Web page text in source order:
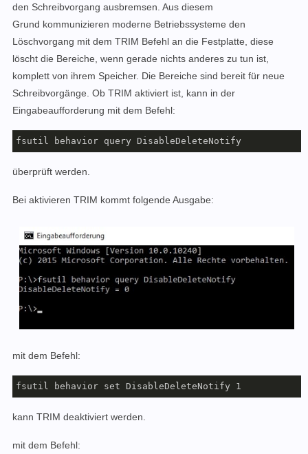
den Schreibvorgang ausbremsen. Aus diesem
Grund kommunizieren moderne Betriebssysteme den
Löschvorgang mit dem TRIM Befehl an die Festplatte, diese
löscht die Bereiche, wenn gerade nichts anderes zu tun ist,
komplett von ihrem Speicher. Die Bereiche sind bereit für neue
Schreibvorgänge. Ob TRIM aktiviert ist, kann in der
Eingabeaufforderung mit dem Befehl:
fsutil behavior query DisableDeleteNotify
überprüft werden.
Bei aktivieren TRIM kommt folgende Ausgabe:
mit dem Befehl:
fsutil behavior set DisableDeleteNotify 1
kann TRIM deaktiviert werden.
mit dem Befehl: